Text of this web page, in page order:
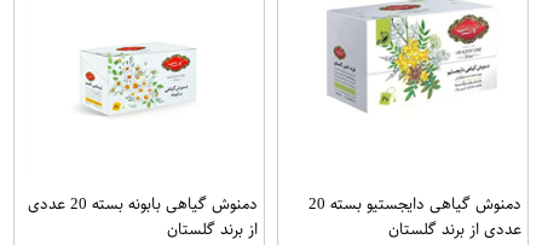
دمنوش گیاهی دایجستیو بسته 20
عددی از برند گلستان
دمنوش گیاهی بابونه بسته 20 عددی
از برند گلستان